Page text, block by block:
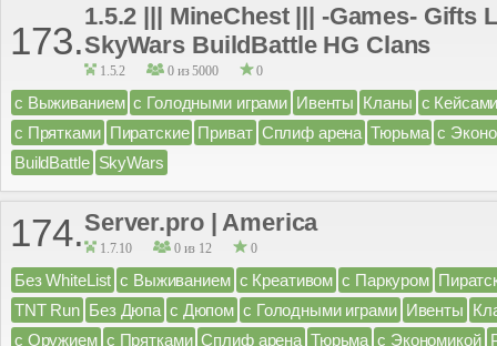
173.
1.5.2 ||| MineChest ||| -Games- Gifts
SkyWars BuildBattle HG Clans
1.5.2 0 из 5000 0
с Выживанием с Голодными играми Ивенты Кланы с
с Прятками Пиратские Приват Сплиф арена Тюрьма с
BuildBattle SkyWars
174.Server.pro | America
1.7.10 0 из 12 0
Без WhiteList с Выживанием с Креативом с Паркуром
TNT Run Без Дюпа с Дюпом с Голодными играми Ивенты
с Оружием с Прятками Сплиф арена Тюрьма с Экономикой